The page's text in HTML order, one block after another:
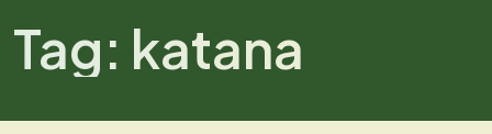
Tag: katana